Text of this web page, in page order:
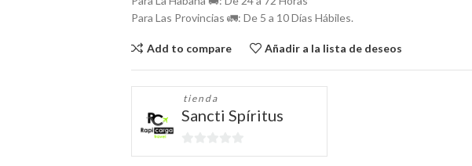
Para Las Provincias 🚛: De 5 a 10 Días Hábiles.
Add to compare Añadir a la lista de deseos
tienda
Sancti Spíritus
0